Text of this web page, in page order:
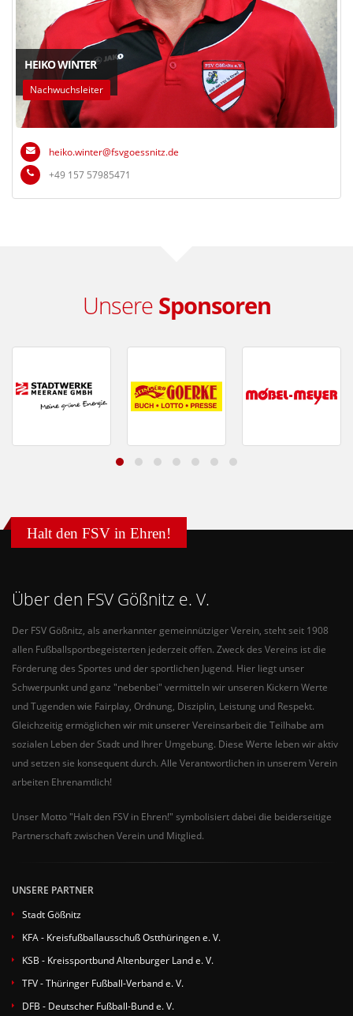
HEIKO WINTER
Nachwuchsleiter
heiko.winter fsvgoessnitz de
+49 157 57985471
Unsere Sponsoren
Halt den FSV in Ehren!
Über den FSV Gößnitz e. V.
Der FSV Gößnitz, als anerkannter gemeinnütziger Verein, steht seit 1908
allen Fußballsportbegeisterten jederzeit offen. Zweck des Vereins ist die
Förderung des Sportes und der sportlichen Jugend. Hier liegt unser
Schwerpunkt und ganz "nebenbei" vermitteln wir unseren Kickern Werte
und Tugenden wie Fairplay, Ordnung, Disziplin, Leistung und Respekt.
Gleichzeitig ermöglichen wir mit unserer Vereinsarbeit die Teilhabe am
sozialen Leben der Stadt und Ihrer Umgebung. Diese Werte leben wir aktiv
und setzen sie konsequent durch. Alle Verantwortlichen in unserem Verein
arbeiten Ehrenamtlich!
Unser Motto "Halt den FSV in Ehren!" symbolisiert dabei die beiderseitige
Partnerschaft zwischen Verein und Mitglied.
UNSERE PARTNER
Stadt Gößnitz
KFA - Kreisfußballausschuß Ostthüringen e. V.
KSB - Kreissportbund Altenburger Land e. V.
TFV - Thüringer Fußball-Verband e. V.
DFB - Deutscher Fußball-Bund e. V.